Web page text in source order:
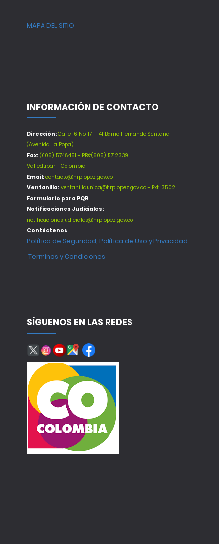
MAPA DEL SITIO
INFORMACIÓN DE CONTACTO
Dirección:Calle 16 No. 17 - 141 Barrio Hernando Santana
(Avenida La Popa)
Fax: (605) 5748451 - PBX:(605) 5712339
Valledupar - Colombia
Email: contacto@hrplopez.gov.co
Ventanilla: ventanillaunica@hrplopez.gov.co - Ext. 3502
Formulario para PQR
Notificaciones Judiciales:
notificacionesjudiciales@hrplopez.gov.co
Contáctenos
Política de Seguridad, Política de Uso y Privacidad
Terminos y Condiciones
SÍGUENOS EN LAS REDES